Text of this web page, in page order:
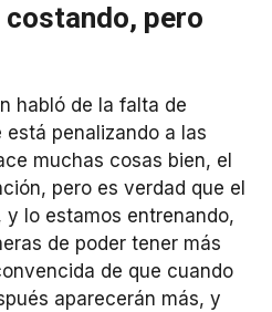
costando, pero
habló de la falta de
penalizando a las
muchas cosas bien, el
pero es verdad que el
lo estamos entrenando,
de poder tener más
de que cuando
aparecerán más, y